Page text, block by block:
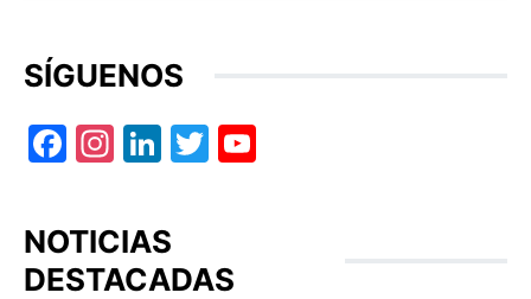
SÍGUENOS
Facebook
Instagram
LinkedIn
Twitter
NOTICIAS
DESTACADAS